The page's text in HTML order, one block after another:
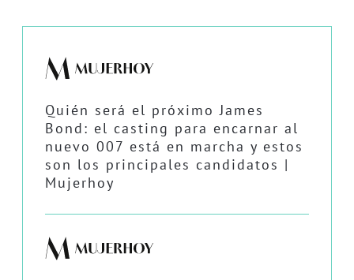
Quién será el próximo James
Bond: el casting para encarnar al
nuevo 007 está en marcha y estos
son los principales candidatos |
Mujerhoy